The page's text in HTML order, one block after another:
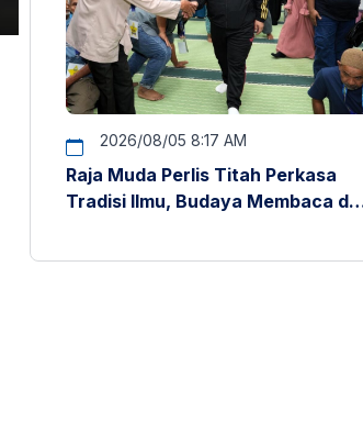
2026/08/05 8:17 AM
Raja Muda Perlis Titah Perkasa
Tradisi Ilmu, Budaya Membaca